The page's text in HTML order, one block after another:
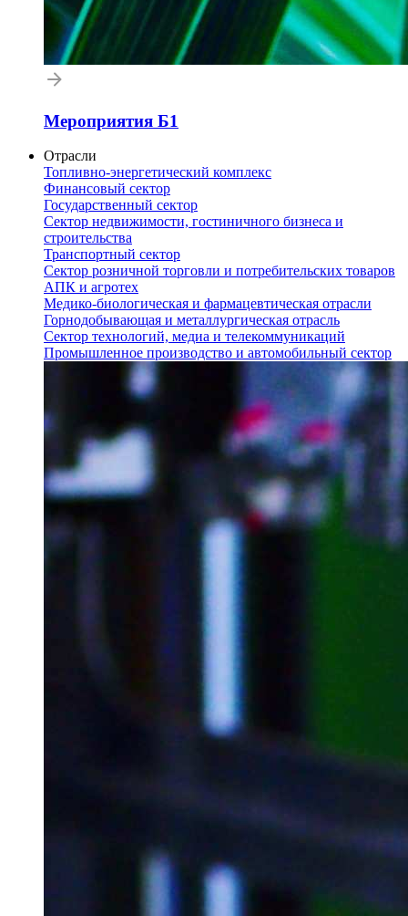
Мероприятия Б1
Отрасли
Топливно-энергетический комплекс
Финансовый сектор
Государственный сектор
Сектор недвижимости, гостиничного бизнеса и
строительства
Транспортный сектор
Сектор розничной торговли и потребительских товаров
АПК и агротех
Медико-биологическая и фармацевтическая отрасли
Горнодобывающая и металлургическая отрасль
Сектор технологий, медиа и телекоммуникаций
Промышленное производство и автомобильный сектор